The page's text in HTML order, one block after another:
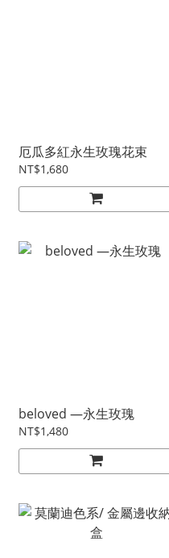
厄瓜多紅永生玫瑰花束
NT$1,680
beloved —永生玫瑰
NT$1,480